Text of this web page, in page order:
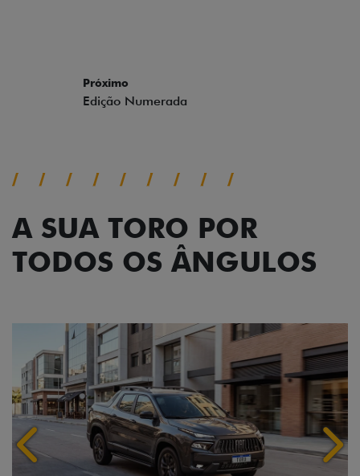
Próximo
Edição Numerada
A SUA TORO POR
TODOS OS ÂNGULOS
Anterior